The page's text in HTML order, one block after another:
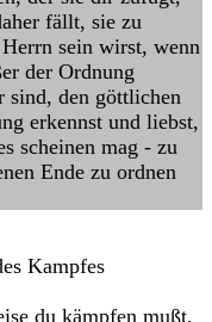
fällt, sie zu
sein wirst, wenn
der Ordnung
sind, den göttlichen
erkennst und liebst,
scheinen mag - zu
Ende zu ordnen
Kampfes
du kämpfen mußt,